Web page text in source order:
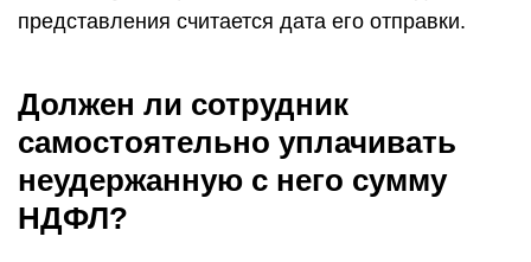
представления считается дата его отправки.
Должен ли сотрудник
самостоятельно уплачивать
неудержанную с него сумму
НДФЛ?